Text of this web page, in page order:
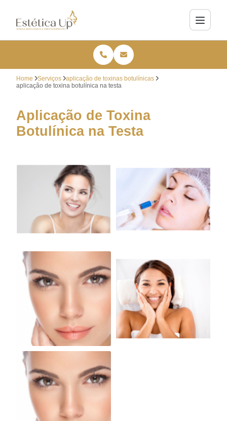
Home Serviços
aplicação de toxinas botulínicas
aplicação de toxina botulínica na testa
Aplicação de Toxina
Botulínica na Testa